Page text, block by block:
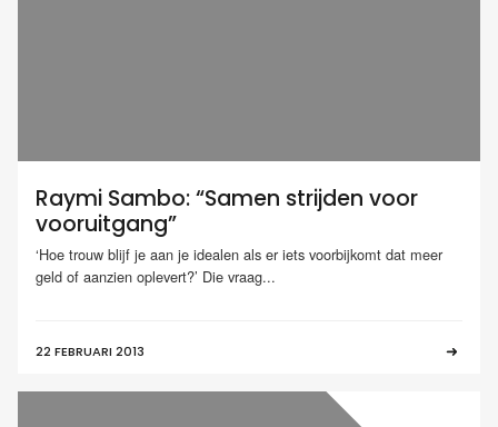
Raymi Sambo: “Samen strijden voor
vooruitgang”
‘Hoe trouw blijf je aan je idealen als er iets voorbijkomt dat meer
geld of aanzien oplevert?’ Die vraag...
22 FEBRUARI 2013